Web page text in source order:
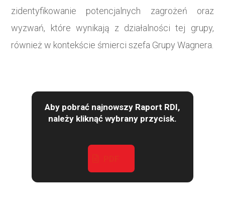
zidentyfikowanie potencjalnych zagrożeń oraz
wyzwań, które wynikają z działalności tej grupy,
również w kontekście śmierci szefa Grupy Wagnera.
Aby pobrać najnowszy Raport RDI,
należy kliknąć wybrany przycisk.